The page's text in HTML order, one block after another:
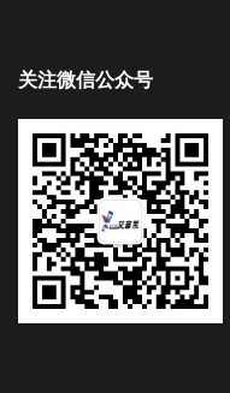
关注微信公众号